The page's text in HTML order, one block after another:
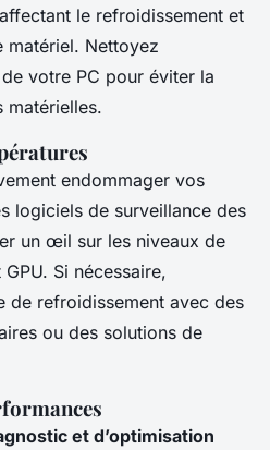
le refroidissement et
matériel. Nettoyez
votre PC pour éviter la
matérielles.
endommager vos
logiciels de surveillance des
un œil sur les niveaux de
Si nécessaire,
de refroidissement avec des
ou des solutions de
et d’optimisation